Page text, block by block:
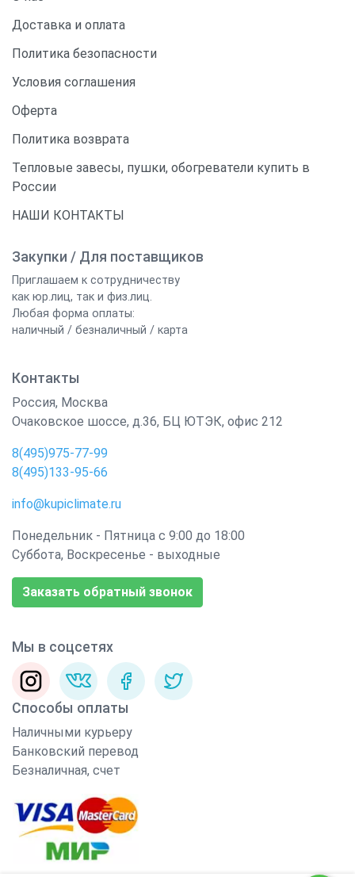
Доставка и оплата
Политика безопасности
Условия соглашения
Оферта
Политика возврата
Тепловые завесы, пушки, обогреватели купить в
России
НАШИ КОНТАКТЫ
Закупки / Для поставщиков
Приглашаем к сотрудничеству
как юр.лиц, так и физ.лиц.
Любая форма оплаты:
наличный / безналичный / карта
Контакты
Россия, Москва
Очаковское шоссе, д.36, БЦ ЮТЭК, офис 212
8(495)975-77-99
8(495)133-95-66
info@kupiclimate.ru
Понедельник - Пятница с 9:00 до 18:00
Суббота, Воскресенье - выходные
Заказать обратный звонок
Мы в соцсетях
Способы оплаты
Наличными курьеру
Банковский перевод
Безналичная, счет